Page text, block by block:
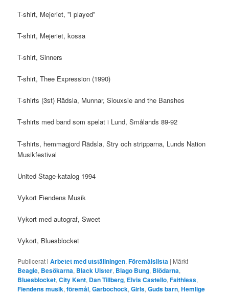
T-shirt, Mejeriet, ”I played”
T-shirt, Mejeriet, kossa
T-shirt, Sinners
T-shirt, Thee Expression (1990)
T-shirts (3st) Rädsla, Munnar, Siouxsie and the Banshes
T-shirts med band som spelat i Lund, Smålands 89-92
T-shirts, hemmagjord Rädsla, Stry och stripparna, Lunds Nation
Musikfestival
United Stage-katalog 1994
Vykort Fiendens Musik
Vykort med autograf, Sweet
Vykort, Bluesblocket
Publicerat i Arbetet med utställningen,Föremålslista | Märkt
Beagle, Besökarna, Black Ulster, Blago Bung, Blödarna,
Bluesblocket,City Kent, Dan Tillberg, Elvis Castello,Faithless,
Fiendens musik,föremål,Garbochock,Girls,Guds barn,Hemlige